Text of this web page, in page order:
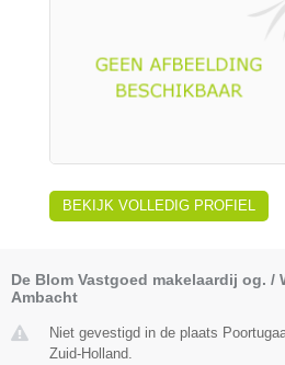
BEKIJK VOLLEDIG PROFIEL
De Blom Vastgoed makelaardij og. /
Ambacht
Niet gevestigd in de plaats
Zuid-Holland.